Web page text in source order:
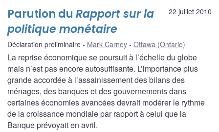
22 juillet 2010
Parution du Rapport sur la
politique monétaire
Déclaration préliminaire Mark Carney Ottawa (Ontario)
La reprise économique se poursuit à l’échelle du globe
mais n’est pas encore autosuffisante. L’importance plus
grande accordée à l’assainissement des bilans des
ménages, des banques et des gouvernements dans
certaines économies avancées devrait modérer le rythme
de la croissance mondiale par rapport à celui que la
Banque prévoyait en avril.